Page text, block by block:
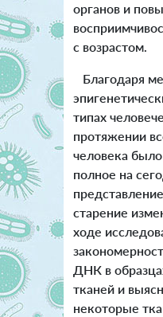
органов и
с возрастом.
Благодаря
типах
протяжении
человека
полное на
старение
ходе
ДНК в
тканей и
некоторые